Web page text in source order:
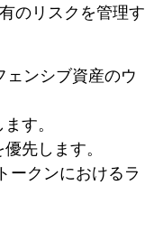
のリスクを管理す
ンシブ資産のウ
す。
先します。
ークンにおけるラ